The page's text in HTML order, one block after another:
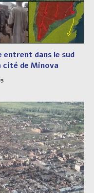
entrent dans le sud
cité de Minova